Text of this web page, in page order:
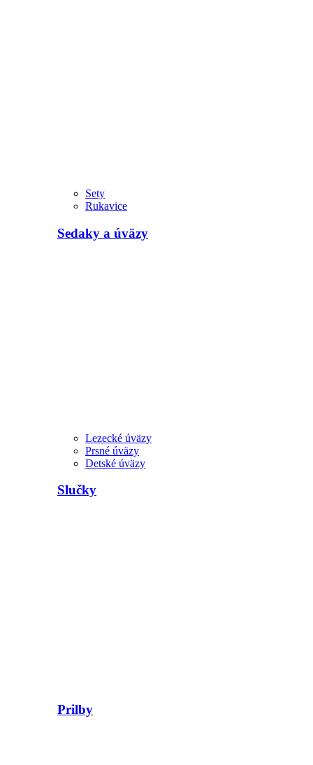
Sety
Rukavice
Sedaky a úväzy
Lezecké úväzy
Prsné úväzy
Detské úväzy
Slučky
Prilby